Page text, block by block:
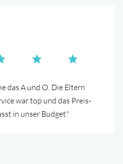
das A und O. Die Eltern
war top und das Preis-
in unser Budget."